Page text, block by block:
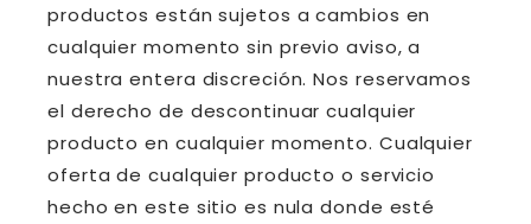
productos están sujetos a cambios en
cualquier momento sin previo aviso, a
nuestra entera discreción. Nos reservamos
el derecho de descontinuar cualquier
producto en cualquier momento. Cualquier
oferta de cualquier producto o servicio
hecho en este sitio es nula donde esté